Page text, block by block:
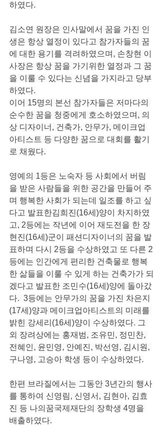
하였다.
김소연 원장은 인사말에서 꿈을 가진 인
생은 항상 열정이 있다고 참가자들의 꿈
에 대한 용기를 격려하였으며, 손창현 이
사장은 항상 꿈을 가기위한 열정과 그 꿈
을 이룰 수 있다는 신념을 가지라고 당부
하였다.
이어 15명의 본선 참가자들은 저마다의
순수한 꿈을 청중에게 호소하였으며, 의
상 디자이너, 건축가, 안무가, 메이크업
아티스트 등 다양한 꿈으로 대회를 활기
로 채웠다.
영예의 1등은 노숙자 등 사회에서 버림
을 받은 사람들을 위한 공간을 만들어 주
며 행복한 사회가 되는데 일조를 하고 싶
다고 발표한김희진(16세)양이 차지하였
고, 2등에는 작년에 이어 재도전을 한 장
현진(16세)군이 패션디자이너의 꿈을 발
표하며 다시 2등을 수상하였고 또 다른 2
등에는 인간에게 편리한 건축물로 행복
한 삶들을 이룰 수 있게 하는 건축가가 되
겠다고 발표한 조민수(16세)양에 돌아갔
다.  3등에는 안무가의 꿈을 가진 차은지
(17세)양과 메이크업아티스트의 미래를
밝힌 강세리(16세)양이 수상하였다. 그
외 장려상에는 홍재범, 조유민, 정민찬,
전혜인, 윤민영, 안예진, 박선영, 김시원,
구나영, 고승아 학생 등이 수상하였다.
한편 브라질에서는 그동안 3년간의 행사
를 통하여 신영림, 신영서, 김현아, 김효
진 등 나의꿈국제재단의 장학생 4명을
배출하였다.